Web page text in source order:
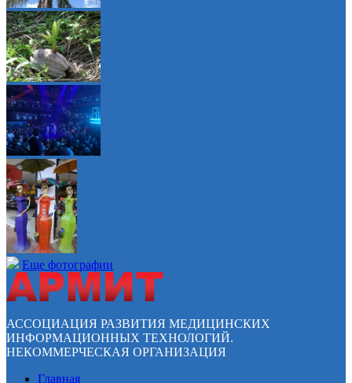
Еще фотографии
АССОЦИАЦИЯ РАЗВИТИЯ МЕДИЦИНСКИХ
ИНФОРМАЦИОННЫХ ТЕХНОЛОГИЙ.
НЕКОММЕРЧЕСКАЯ ОРГАНИЗАЦИЯ
Главная